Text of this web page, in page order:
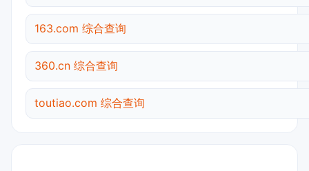
163.com 综合查询
360.cn 综合查询
toutiao.com 综合查询